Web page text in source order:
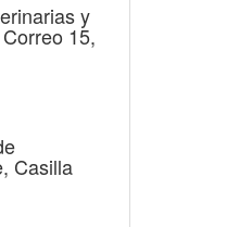
y
15,
Casilla